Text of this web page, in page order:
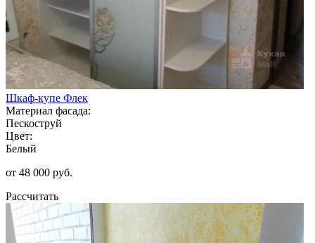
Шкаф-купе Флек
Материал фасада:
Пескоструй
Цвет:
Белый
от 48 000 руб.
Рассчитать